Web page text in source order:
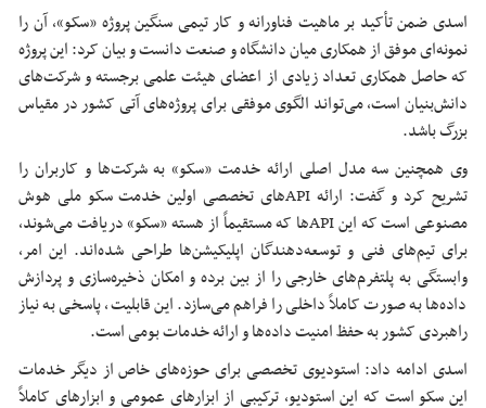
اسدی ضمن تأکید بر ماهیت فناورانه و کار تیمی سنگین پروژه «سکو»، آن را
نمونه‌ای موفق از همکاری میان دانشگاه و صنعت دانست و بیان کرد: این پروژه
که حاصل همکاری تعداد زیادی از اعضای هیئت علمی برجسته و شرکت‌های
دانش‌بنیان است، می‌تواند الگوی موفقی برای پروژه‌های آتی کشور در مقیاس
بزرگ باشد.
وی همچنین سه مدل اصلی ارائه خدمت «سکو» به شرکت‌ها و کاربران را
تشریح کرد و گفت: ارائه APIهای تخصصی اولین خدمت سکو ملی هوش
مصنوعی است که این APIها که مستقیماً از هسته «سکو» دریافت می‌شوند،
برای تیم‌های فنی و توسعه‌دهندگان اپلیکیشن‌ها طراحی شده‌اند. این امر،
وابستگی به پلتفرم‌های خارجی را از بین برده و امکان ذخیره‌سازی و پردازش
داده‌ها به صورت کاملاً داخلی را فراهم می‌سازد. این قابلیت، پاسخی به نیاز
راهبردی کشور به حفظ امنیت داده‌ها و ارائه خدمات بومی است.
اسدی ادامه داد: استودیوی تخصصی برای حوزه‌های خاص از دیگر خدمات
این سکو است که این استودیو، ترکیبی از ابزارهای عمومی و ابزارهای کاملاً